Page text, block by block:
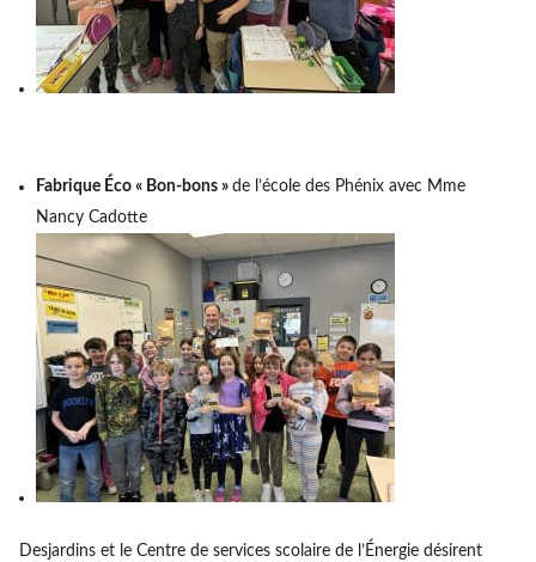
Fabrique Éco « Bon-bons » de l’école des Phénix avec Mme
Nancy Cadotte
Desjardins et le Centre de services scolaire de l’Énergie désirent